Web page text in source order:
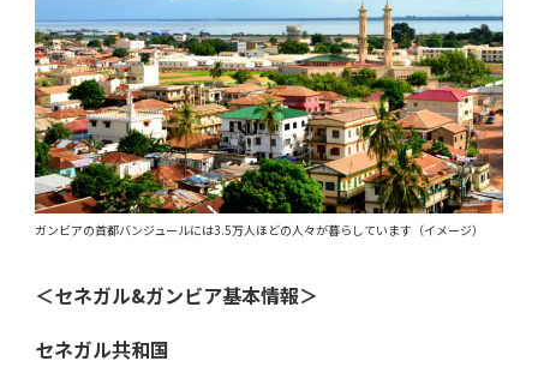
ガンビアの首都バンジュールには3.5万人ほどの人々が暮らしています（イメージ）
＜セネガル&ガンビア基本情報＞
セネガル共和国